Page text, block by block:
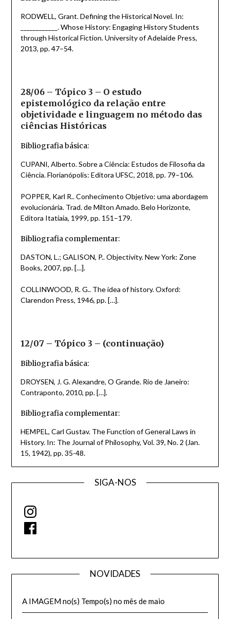
RODWELL, Grant. Defining the Historical Novel. In:
____________. Whose History: Engaging History Students
through Historical Fiction. University of Adelaide Press,
2013, pp. 47–54.
28/06 – Tópico 3 – O estudo
epistemológico da relação entre
objetividade e linguagem no método das
ciências Históricas
Bibliografia básica:
CUPANI, Alberto. Sobre a Ciência: Estudos de Filosofia da
Ciência. Florianópolis: Editora UFSC, 2018, pp. 79–106.
POPPER, Karl R.. Conhecimento Objetivo: uma abordagem
evolucionária. Trad. de Milton Amado. Belo Horizonte,
Editora Itatiaia, 1999, pp. 151–179.
Bibliografia complementar:
DASTON, L.; GALISON, P.. Objectivity. New York: Zone
Books, 2007, pp. […].
COLLINWOOD, R. G.. The idea of history. Oxford:
Clarendon Press, 1946, pp. […].
12/07 – Tópico 3 – (continuação)
Bibliografia básica:
DROYSEN, J. G. Alexandre, O Grande. Rio de Janeiro:
Contraponto, 2010, pp. […].
Bibliografia complementar:
HEMPEL, Carl Gustav. The Function of General Laws in
History. In: The Journal of Philosophy, Vol. 39, No. 2 (Jan.
15, 1942), pp. 35-48.
SIGA-NOS
Instagram
Facebook
NOVIDADES
A IMAGEM no(s) Tempo(s) no mês de maio